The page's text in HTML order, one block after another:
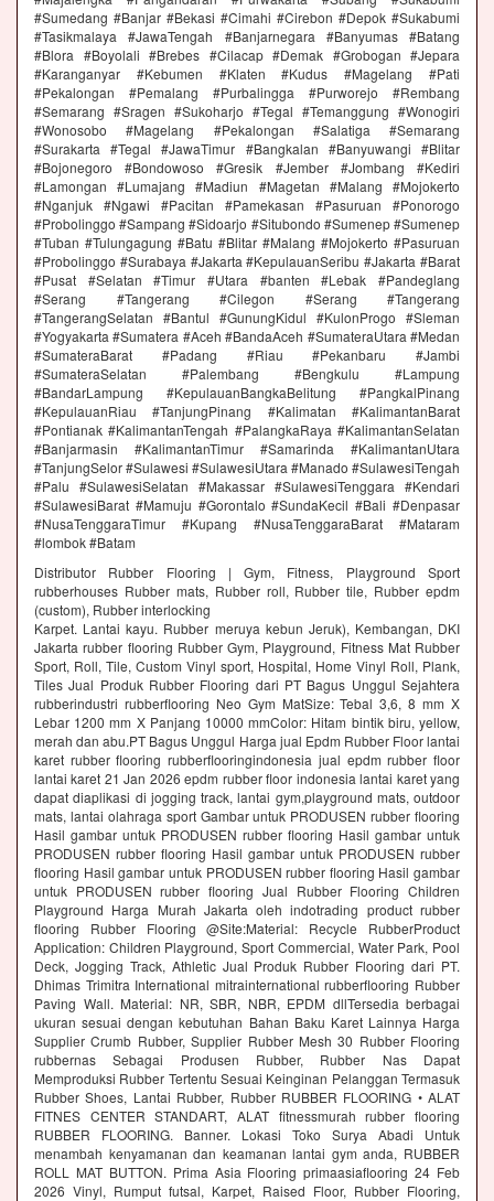
#Sumedang #Banjar #Bekasi #Cimahi #Cirebon #Depok #Sukabumi
#Tasikmalaya #JawaTengah #Banjarnegara #Banyumas #Batang
#Blora #Boyolali #Brebes #Cilacap #Demak #Grobogan #Jepara
#Karanganyar #Kebumen #Klaten #Kudus #Magelang #Pati
#Pekalongan #Pemalang #Purbalingga #Purworejo #Rembang
#Semarang #Sragen #Sukoharjo #Tegal #Temanggung #Wonogiri
#Wonosobo #Magelang #Pekalongan #Salatiga #Semarang
#Surakarta #Tegal #JawaTimur #Bangkalan #Banyuwangi #Blitar
#Bojonegoro #Bondowoso #Gresik #Jember #Jombang #Kediri
#Lamongan #Lumajang #Madiun #Magetan #Malang #Mojokerto
#Nganjuk #Ngawi #Pacitan #Pamekasan #Pasuruan #Ponorogo
#Probolinggo #Sampang #Sidoarjo #Situbondo #Sumenep #Sumenep
#Tuban #Tulungagung #Batu #Blitar #Malang #Mojokerto #Pasuruan
#Probolinggo #Surabaya #Jakarta #KepulauanSeribu #Jakarta #Barat
#Pusat #Selatan #Timur #Utara #banten #Lebak #Pandeglang
#Serang #Tangerang #Cilegon #Serang #Tangerang
#TangerangSelatan #Bantul #GunungKidul #KulonProgo #Sleman
#Yogyakarta #Sumatera #Aceh #BandaAceh #SumateraUtara #Medan
#SumateraBarat #Padang #Riau #Pekanbaru #Jambi
#SumateraSelatan #Palembang #Bengkulu #Lampung
#BandarLampung #KepulauanBangkaBelitung #PangkalPinang
#KepulauanRiau #TanjungPinang #Kalimatan #KalimantanBarat
#Pontianak #KalimantanTengah #PalangkaRaya #KalimantanSelatan
#Banjarmasin #KalimantanTimur #Samarinda #KalimantanUtara
#TanjungSelor #Sulawesi #SulawesiUtara #Manado #SulawesiTengah
#Palu #SulawesiSelatan #Makassar #SulawesiTenggara #Kendari
#SulawesiBarat #Mamuju #Gorontalo #SundaKecil #Bali #Denpasar
#NusaTenggaraTimur #Kupang #NusaTenggaraBarat #Mataram
#lombok #Batam
Distributor Rubber Flooring | Gym, Fitness, Playground Sport
rubberhouses Rubber mats, Rubber roll, Rubber tile, Rubber epdm
(custom), Rubber interlocking
Karpet. Lantai kayu. Rubber meruya kebun Jeruk), Kembangan, DKI
Jakarta rubber flooring Rubber Gym, Playground, Fitness Mat Rubber
Sport, Roll, Tile, Custom Vinyl sport, Hospital, Home Vinyl Roll, Plank,
Tiles Jual Produk Rubber Flooring dari PT Bagus Unggul Sejahtera
rubberindustri rubberflooring Neo Gym MatSize: Tebal 3,6, 8 mm X
Lebar 1200 mm X Panjang 10000 mmColor: Hitam bintik biru, yellow,
merah dan abu.PT Bagus Unggul Harga jual Epdm Rubber Floor lantai
karet rubber flooring rubberflooringindonesia jual epdm rubber floor
lantai karet 21 Jan 2026 epdm rubber floor indonesia lantai karet yang
dapat diaplikasi di jogging track, lantai gym,playground mats, outdoor
mats, lantai olahraga sport Gambar untuk PRODUSEN rubber flooring
Hasil gambar untuk PRODUSEN rubber flooring Hasil gambar untuk
PRODUSEN rubber flooring Hasil gambar untuk PRODUSEN rubber
flooring Hasil gambar untuk PRODUSEN rubber flooring Hasil gambar
untuk PRODUSEN rubber flooring Jual Rubber Flooring Children
Playground Harga Murah Jakarta oleh indotrading product rubber
flooring Rubber Flooring @Site:Material: Recycle RubberProduct
Application: Children Playground, Sport Commercial, Water Park, Pool
Deck, Jogging Track, Athletic Jual Produk Rubber Flooring dari PT.
Dhimas Trimitra International mitrainternational rubberflooring Rubber
Paving Wall. Material: NR, SBR, NBR, EPDM dllTersedia berbagai
ukuran sesuai dengan kebutuhan Bahan Baku Karet Lainnya Harga
Supplier Crumb Rubber, Supplier Rubber Mesh 30 Rubber Flooring
rubbernas Sebagai Produsen Rubber, Rubber Nas Dapat
Memproduksi Rubber Tertentu Sesuai Keinginan Pelanggan Termasuk
Rubber Shoes, Lantai Rubber, Rubber RUBBER FLOORING • ALAT
FITNES CENTER STANDART, ALAT fitnessmurah rubber flooring
RUBBER FLOORING. Banner. Lokasi Toko Surya Abadi Untuk
menambah kenyamanan dan keamanan lantai gym anda, RUBBER
ROLL MAT BUTTON. Prima Asia Flooring primaasiaflooring 24 Feb
2026 Vinyl, Rumput futsal, Karpet, Raised Floor, Rubber Flooring,